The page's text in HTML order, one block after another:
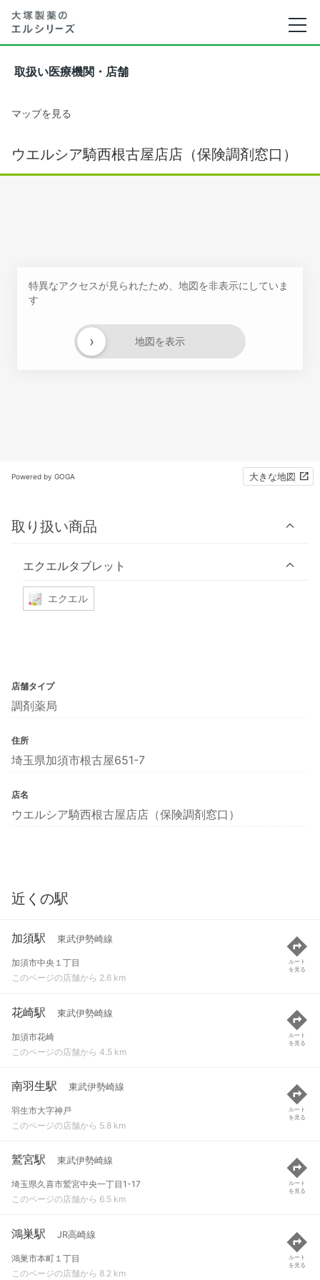
取扱い医療機関・店舗
マップを見る
ウエルシア騎西根古屋店店（保険調剤窓口）
特異なアクセスが見られたため、地図を非表示にしていま
す
地図を表示
›
Powered by GOGA 大きな地図
取り扱い商品
エクエルタブレット
エクエル
店舗タイプ
調剤薬局
住所
埼玉県加須市根古屋651-7
店名
ウエルシア騎西根古屋店店（保険調剤窓口）
近くの駅
加須駅 東武伊勢崎線
加須市中央１丁目
このページの店舗から 2.6 km
ルート
を見る
花崎駅 東武伊勢崎線
加須市花崎
このページの店舗から 4.5 km
ルート
を見る
南羽生駅 東武伊勢崎線
羽生市大字神戸
このページの店舗から 5.8 km
ルート
を見る
鷲宮駅 東武伊勢崎線
埼玉県久喜市鷲宮中央一丁目1-17
このページの店舗から 6.5 km
ルート
を見る
鴻巣駅 JR高崎線
鴻巣市本町１丁目
このページの店舗から 8.2 km
ルート
を見る